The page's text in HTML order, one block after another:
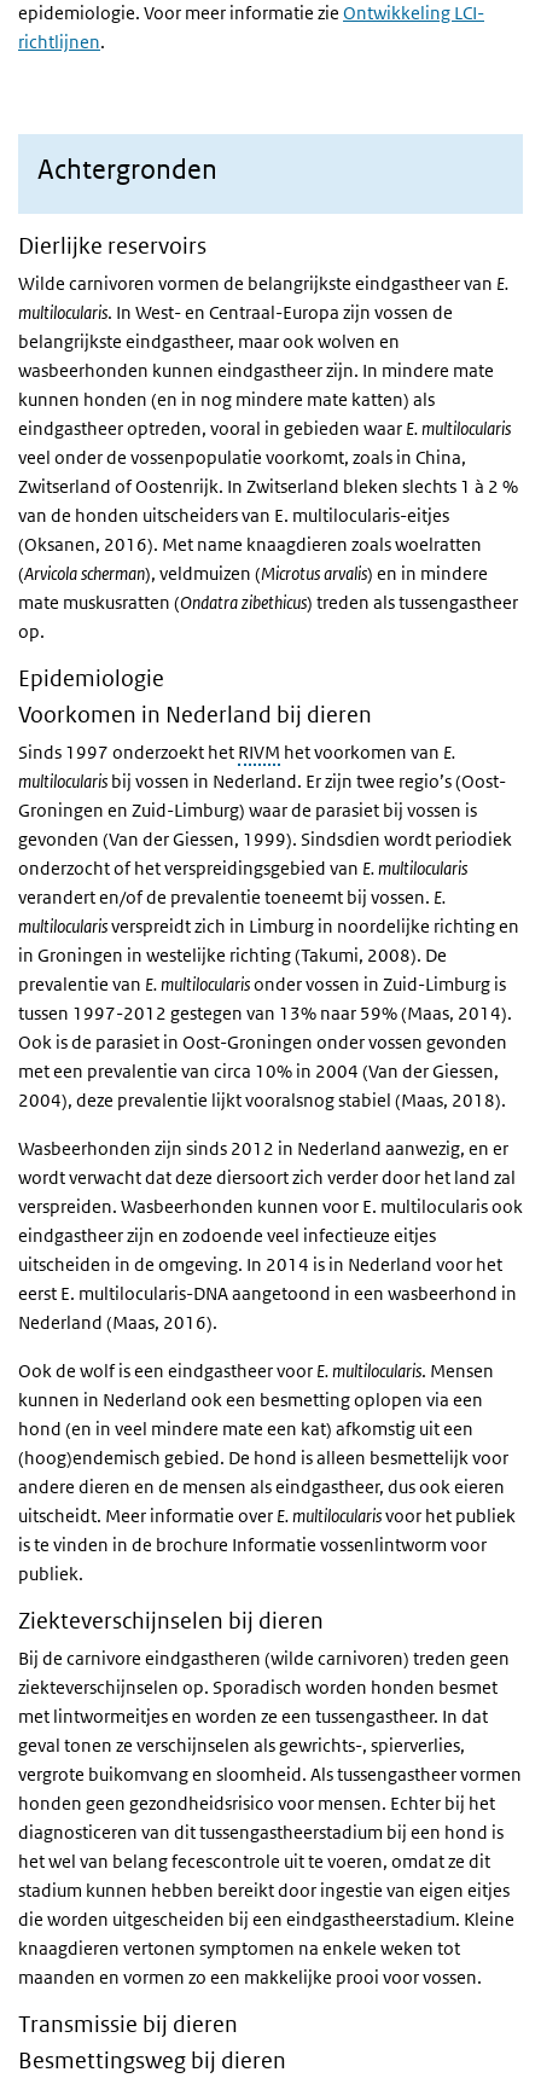
epidemiologie. Voor meer informatie zie Ontwikkeling LCI-
richtlijnen.
Achtergronden
Dierlijke reservoirs
Wilde carnivoren vormen de belangrijkste eindgastheer van E.
multilocularis. In West- en Centraal-Europa zijn vossen de
belangrijkste eindgastheer, maar ook wolven en
wasbeerhonden kunnen eindgastheer zijn. In mindere mate
kunnen honden (en in nog mindere mate katten) als
eindgastheer optreden, vooral in gebieden waar E. multilocularis
veel onder de vossenpopulatie voorkomt, zoals in China,
Zwitserland of Oostenrijk. In Zwitserland bleken slechts 1 à 2 %
van de honden uitscheiders van E. multilocularis-eitjes
(Oksanen, 2016). Met name knaagdieren zoals woelratten
(Arvicola scherman), veldmuizen (Microtus arvalis) en in mindere
mate muskusratten (Ondatra zibethicus) treden als tussengastheer
op.
Epidemiologie
Voorkomen in Nederland bij dieren
Sinds 1997 onderzoekt het RIVM het voorkomen van E.
multilocularis bij vossen in Nederland. Er zijn twee regio’s (Oost-
Groningen en Zuid-Limburg) waar de parasiet bij vossen is
gevonden (Van der Giessen, 1999). Sindsdien wordt periodiek
onderzocht of het verspreidingsgebied van E. multilocularis
verandert en/of de prevalentie toeneemt bij vossen. E.
multilocularisverspreidt zich in Limburg in noordelijke richting en
in Groningen in westelijke richting (Takumi, 2008). De
prevalentie van E. multilocularisonder vossen in Zuid-Limburg is
tussen 1997-2012 gestegen van 13% naar 59% (Maas, 2014).
Ook is de parasiet in Oost-Groningen onder vossen gevonden
met een prevalentie van circa 10% in 2004 (Van der Giessen,
2004), deze prevalentie lijkt vooralsnog stabiel (Maas, 2018).
Wasbeerhonden zijn sinds 2012 in Nederland aanwezig, en er
wordt verwacht dat deze diersoort zich verder door het land zal
verspreiden. Wasbeerhonden kunnen voor E. multilocularis ook
eindgastheer zijn en zodoende veel infectieuze eitjes
uitscheiden in de omgeving. In 2014 is in Nederland voor het
eerst E. multilocularis-DNA aangetoond in een wasbeerhond in
Nederland (Maas, 2016).
Ook de wolf is een eindgastheer voor E. multilocularis. Mensen
kunnen in Nederland ook een besmetting oplopen via een
hond (en in veel mindere mate een kat) afkomstig uit een
(hoog)endemisch gebied. De hond is alleen besmettelijk voor
andere dieren en de mensen als eindgastheer, dus ook eieren
uitscheidt. Meer informatie over E. multilocularisvoor het publiek
is te vinden in de brochure Informatie vossenlintworm voor
publiek.
Ziekteverschijnselen bij dieren
Bij de carnivore eindgastheren (wilde carnivoren) treden geen
ziekteverschijnselen op. Sporadisch worden honden besmet
met lintwormeitjes en worden ze een tussengastheer. In dat
geval tonen ze verschijnselen als gewrichts-, spierverlies,
vergrote buikomvang en sloomheid. Als tussengastheer vormen
honden geen gezondheidsrisico voor mensen. Echter bij het
diagnosticeren van dit tussengastheerstadium bij een hond is
het wel van belang fecescontrole uit te voeren, omdat ze dit
stadium kunnen hebben bereikt door ingestie van eigen eitjes
die worden uitgescheiden bij een eindgastheerstadium. Kleine
knaagdieren vertonen symptomen na enkele weken tot
maanden en vormen zo een makkelijke prooi voor vossen.
Transmissie bij dieren
Besmettingsweg bij dieren